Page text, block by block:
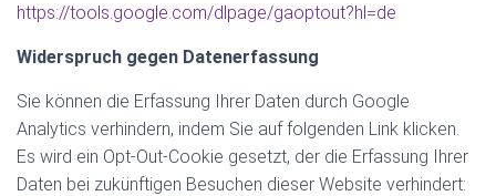
https://tools.google.com/dlpage/gaoptout?hl=de
Widerspruch gegen Datenerfassung
Sie können die Erfassung Ihrer Daten durch Google
Analytics verhindern, indem Sie auf folgenden Link klicken.
Es wird ein Opt-Out-Cookie gesetzt, der die Erfassung Ihrer
Daten bei zukünftigen Besuchen dieser Website verhindert: